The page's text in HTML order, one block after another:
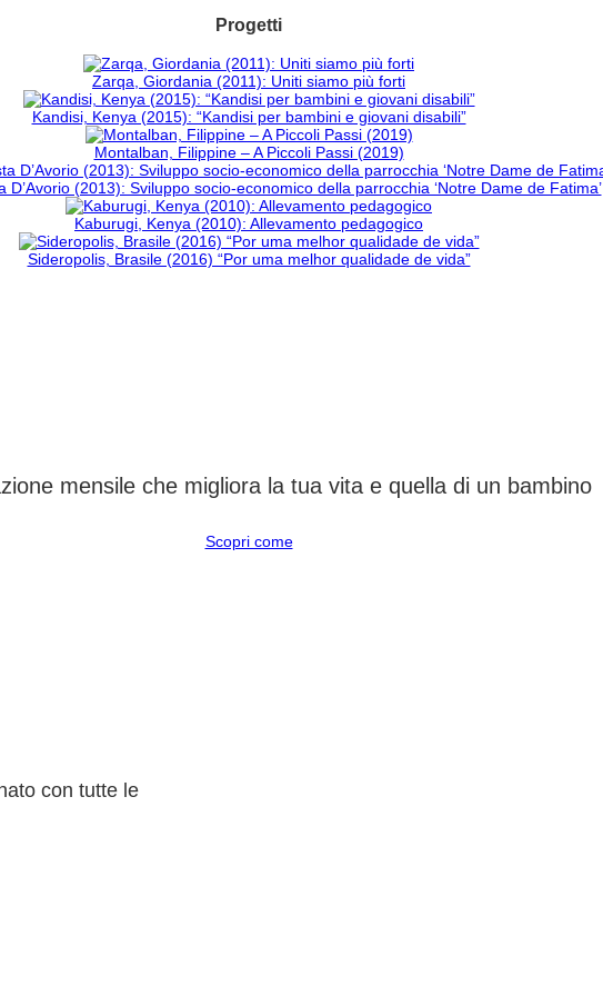
Progetti
Zarqa, Giordania (2011): Uniti siamo più forti
Kandisi, Kenya (2015): “Kandisi per bambini e giovani disabili”
Montalban, Filippine – A Piccoli Passi (2019)
D’Avorio (2013): Sviluppo socio-economico della parrocchia ‘Notre Dame de Fatima’
Kaburugi, Kenya (2010): Allevamento pedagogico
Sideropolis, Brasile (2016) “Por uma melhor qualidade de vida”
mensile che migliora la tua vita e quella di un bambino
Scopri come
con tutte le